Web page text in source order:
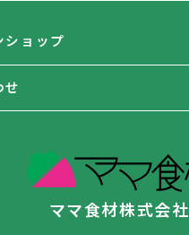
ショップ
せ
ママ食材株式会社